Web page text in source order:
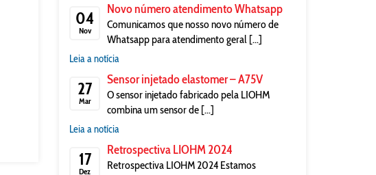
04
Nov
Novo número atendimento Whatsapp
Comunicamos que nosso novo número de
Whatsapp para atendimento geral [...]
Leia a notícia
27
Mar
Sensor injetado elastomer – A75V
O sensor injetado fabricado pela LIOHM
combina um sensor de [...]
Leia a notícia
17
Dez
Retrospectiva LIOHM 2024
Retrospectiva LIOHM 2024 Estamos